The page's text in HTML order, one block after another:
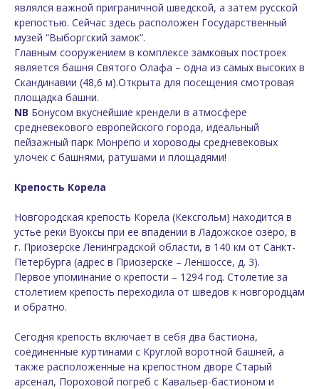
являлся важной приграничной шведской, а затем русской
крепостью. Сейчас здесь расположен Государственный
музей “Выборгский замок”.
Главным сооружением в комплексе замковых построек
является башня Святого Олафа – одна из самых высоких в
Скандинавии (48,6 м).Открыта для посещения смотровая
площадка башни.
NB Бонусом вкуснейшие крендели в атмосфере
средневекового европейского города, идеальный
пейзажный парк Монрепо и хороводы средневековых
улочек с башнями, ратушами и площадями!
Крепость Корела
Новгородская крепость Корела (Кексгольм) находится в
устье реки Вуоксы при ее впадении в Ладожское озеро, в
г. Приозерске Ленинградской области, в 140 км от Санкт-
Петербурга (адрес в Приозерске – Леншоссе, д. 3).
Первое упоминание о крепости – 1294 год. Столетие за
столетием крепость переходила от шведов к новгородцам
и обратно.
Сегодня крепость включает в себя два бастиона,
соединенные куртинами с Круглой воротной башней, а
также расположенные на крепостном дворе Старый
арсенал, Пороховой погреб с Кавальер-бастионом и